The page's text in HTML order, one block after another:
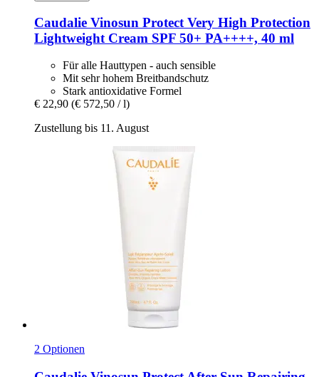
Caudalie Vinosun Protect Very High Protection
Lightweight Cream SPF 50+ PA++++, 40 ml
Für alle Hauttypen - auch sensible
Mit sehr hohem Breitbandschutz
Stark antioxidative Formel
€ 22,90 (€ 572,50 / l)
Zustellung bis 11. August
2 Optionen